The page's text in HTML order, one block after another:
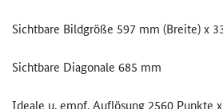
Sichtbare Bildgröße 597 mm (Breite) x
Sichtbare Diagonale 685 mm
Ideale u. empf. Auflösung 2560 Punkte